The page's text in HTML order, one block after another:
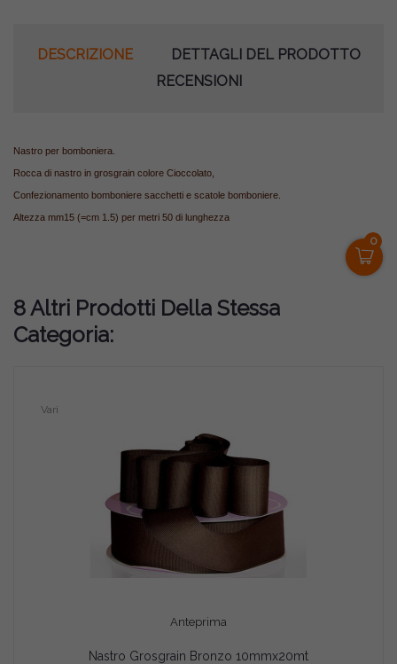
0
DESCRIZIONE
DETTAGLI DEL PRODOTTO
RECENSIONI
Nastro per bomboniera.
Rocca di nastro in grosgrain colore Cioccolato,
Confezionamento bomboniere sacchetti e scatole bomboniere.
Altezza mm15 (=cm 1.5) per metri 50 di lunghezza
8 Altri Prodotti Della Stessa
Categoria:
Anteprima
Vari
Nastro Grosgrain Bronzo 10mmx20mt